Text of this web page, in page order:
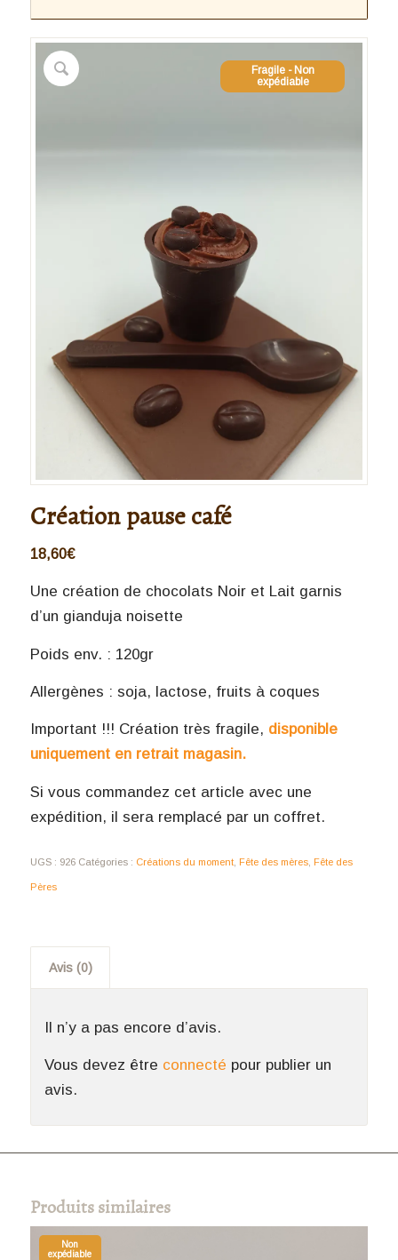
Fragile - Non
expédiable
Création pause café
18,60€
Une création de chocolats Noir et Lait garnis
d’un gianduja noisette
Poids env. : 120gr
Allergènes : soja, lactose, fruits à coques
Important !!! Création très fragile, disponible
uniquement en retrait magasin.
Si vous commandez cet article avec une
expédition, il sera remplacé par un coffret.
UGS : 926 Catégories : Créations du moment, Fête des mères, Fête des
Pères
Avis (0)
Il n’y a pas encore d’avis.
Vous devez être connecté pour publier un
avis.
Produits similaires
Non
expédiable